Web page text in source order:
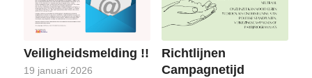
Veiligheidsmelding !!
19 januari 2026
Richtlijnen
Campagnetijd